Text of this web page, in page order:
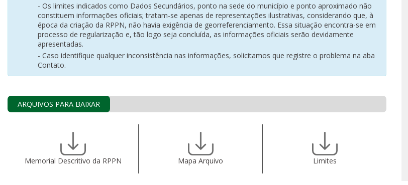
- Os limites indicados como Dados Secundários, ponto na sede do município e ponto aproximado não
constituem informações oficiais; tratam-se apenas de representações ilustrativas, considerando que, à
época da criação da RPPN, não havia exigência de georreferenciamento. Essa situação encontra-se em
processo de regularização e, tão logo seja concluída, as informações oficiais serão devidamente
apresentadas.
- Caso identifique qualquer inconsistência nas informações, solicitamos que registre o problema na aba
Contato.
ARQUIVOS PARA BAIXAR
Memorial Descritivo da RPPN Mapa Arquivo Limites